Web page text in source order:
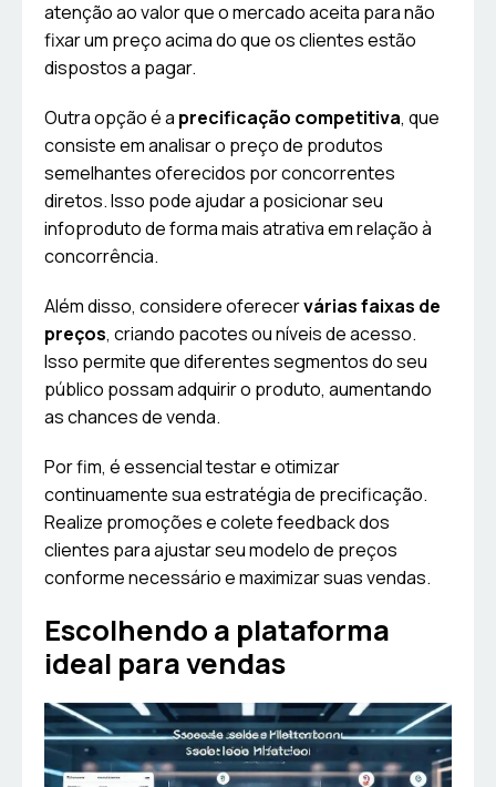
atenção ao valor que o mercado aceita para não
fixar um preço acima do que os clientes estão
dispostos a pagar.
Outra opção é a precificação competitiva, que
consiste em analisar o preço de produtos
semelhantes oferecidos por concorrentes
diretos. Isso pode ajudar a posicionar seu
infoproduto de forma mais atrativa em relação à
concorrência.
Além disso, considere oferecervárias faixas de
preços, criando pacotes ou níveis de acesso.
Isso permite que diferentes segmentos do seu
público possam adquirir o produto, aumentando
as chances de venda.
Por fim, é essencial testar e otimizar
continuamente sua estratégia de precificação.
Realize promoções e colete feedback dos
clientes para ajustar seu modelo de preços
conforme necessário e maximizar suas vendas.
Escolhendo a plataforma
ideal para vendas